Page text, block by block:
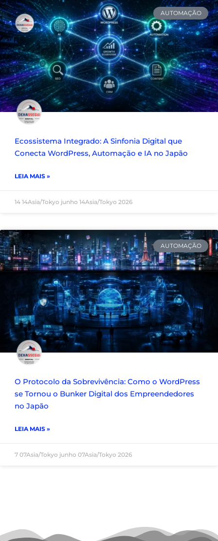
AUTOMAÇÃO
Ecossistema Integrado: A Sinfonia Digital que
Conecta WordPress, Automação e IA no Japão
LEIA MAIS »
14 14Asia/Tokyo junho 14Asia/Tokyo 2026
AUTOMAÇÃO
O Protocolo da Sobrevivência: Como o WordPress
se Tornou o Bunker Digital dos Empreendedores
no Japão
LEIA MAIS »
7 07Asia/Tokyo junho 07Asia/Tokyo 2026